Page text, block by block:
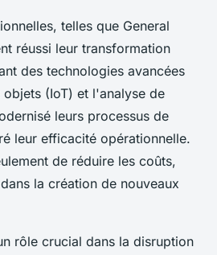
telles que General
réussi leur transformation
des technologies avancées
(IoT) et l'analyse de
leurs processus de
leur efficacité opérationnelle.
de réduire les coûts,
la création de nouveaux
rôle crucial dans la disruption